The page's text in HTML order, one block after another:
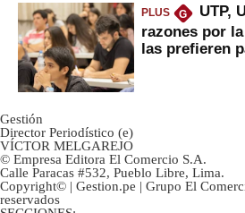
PLUS G
UTP,
razones por
las prefieren
Gestión
Director Periodístico (e)
VÍCTOR MELGAREJO
© Empresa Editora El Comercio S.A.
Calle Paracas #532, Pueblo Libre, Lima.
Copyright© | Gestion.pe | Grupo El
reservados